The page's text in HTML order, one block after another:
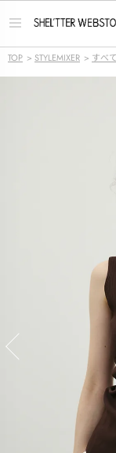
メ
ー
を
TOP > STYLEMIXER > すべて